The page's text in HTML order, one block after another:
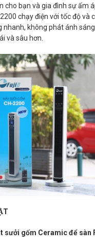
cho bạn và gia đình sự ấm
chạy điện với tốc độ và
nhanh, không phát ánh
và sâu hơn.
sưởi gốm Ceramic để sàn